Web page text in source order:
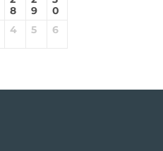
8
9
0
4 5 6